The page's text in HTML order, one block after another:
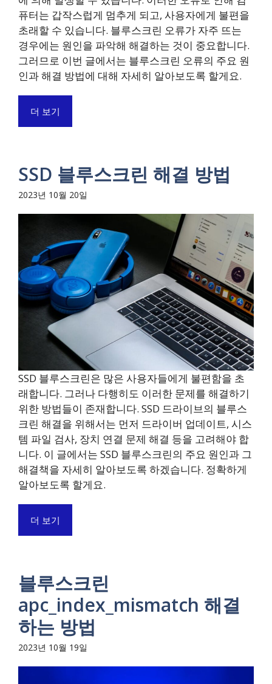
퓨터는 갑작스럽게 멈추게 되고, 사용자에게 불편을
초래할 수 있습니다. 블루스크린 오류가 자주 뜨는
경우에는 원인을 파악해 해결하는 것이 중요합니다.
그러므로 이번 글에서는 블루스크린 오류의 주요 원
인과 해결 방법에 대해 자세히 알아보도록 할게요.
더 보기
SSD 블루스크린 해결 방법
2023년 10월 20일
SSD 블루스크린은 많은 사용자들에게 불편함을 초
래합니다. 그러나 다행히도 이러한 문제를 해결하기
위한 방법들이 존재합니다. SSD 드라이브의 블루스
크린 해결을 위해서는 먼저 드라이버 업데이트, 시스
템 파일 검사, 장치 연결 문제 해결 등을 고려해야 합
니다. 이 글에서는 SSD 블루스크린의 주요 원인과 그
해결책을 자세히 알아보도록 하겠습니다. 정확하게
알아보도록 할게요.
더 보기
블루스크린
apc_index_mismatch 해결
하는 방법
2023년 10월 19일